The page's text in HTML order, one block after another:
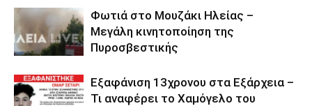
Φωτιά στο Μουζάκι Ηλείας –
Μεγάλη κινητοποίηση της
Πυροσβεστικής
Εξαφάνιση 13χρονου στα Εξάρχεια –
Τι αναφέρει το Χαμόγελο του